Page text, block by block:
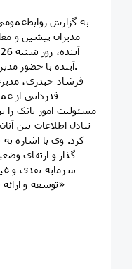
به گزارش
مدیران پیشین و
آینده با حضور مدیرعامل و اعضای هیأت‌مدیره برگزار شد.
فرشاد حیدری،
قدردانی از
مسئولیت امور بانک را
تبادل اطلاعات بین
کرد. وی با اشاره
گذار و ارتقای
سرمایه‌ نقدی و
«توسعه و